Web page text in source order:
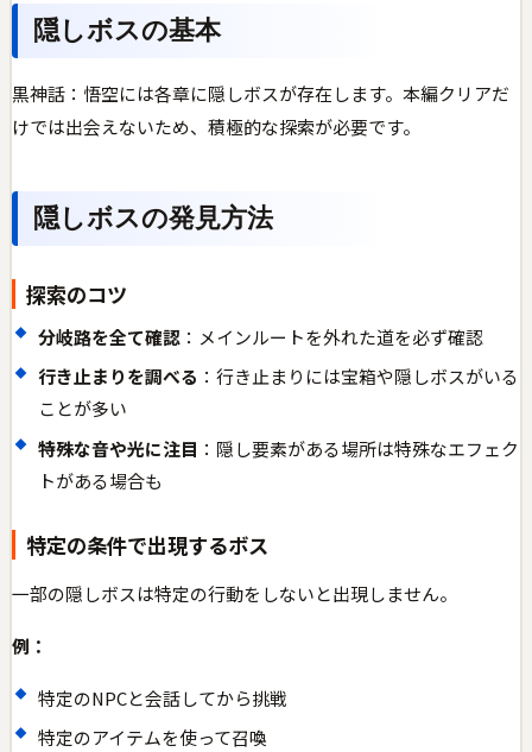
隠しボスの基本
黒神話：悟空には各章に隠しボスが存在します。本編クリアだ
けでは出会えないため、積極的な探索が必要です。
隠しボスの発見方法
探索のコツ
分岐路を全て確認：メインルートを外れた道を必ず確認
行き止まりを調べる ：行き止まりには宝箱や隠しボスがいる
ことが多い
特殊な音や光に注目 ：隠し要素がある場所は特殊なエフェク
トがある場合も
特定の条件で出現するボス
一部の隠しボスは特定の行動をしないと出現しません。
例：
特定のNPCと会話してから挑戦
特定のアイテムを使って召喚